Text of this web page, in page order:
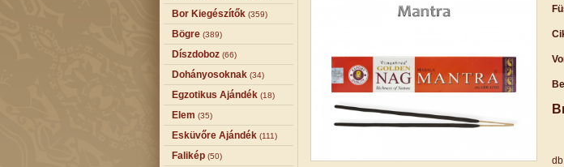
Bor Kiegészítők (359)
Bögre (389)
Díszdoboz (66)
Dohányosoknak (34)
Egzotikus Ajándék (18)
Elem (35)
Esküvőre Ajándék (111)
Falikép (50)